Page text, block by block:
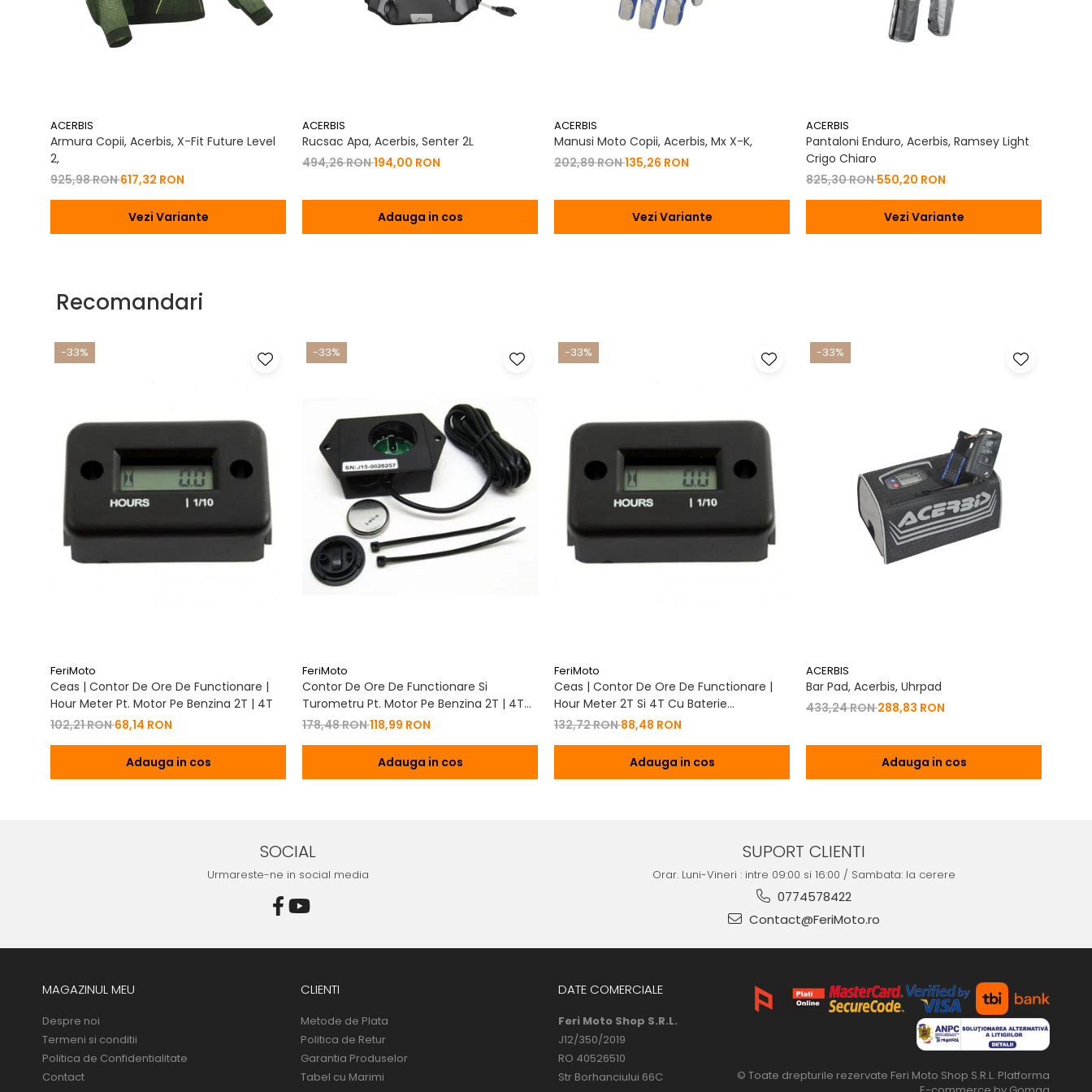
ACERBIS
Armura Copii, Acerbis, X-Fit Future Level
2,
925,98 RON617,32 RON
Vezi Variante
ACERBIS
Rucsac Apa, Acerbis, Senter 2L
494,26 RON194,00 RON
Adauga in cos
ACERBIS
Manusi Moto Copii, Acerbis, Mx X-K,
202,89 RON135,26 RON
Vezi Variante
ACERBIS
Pantaloni Enduro, Acerbis, Ramsey Light
Crigo Chiaro
825,30 RON550,20 RON
Vezi Variante
Recomandari
-33%
FeriMoto
Ceas | Contor De Ore De Functionare |
Hour Meter Pt. Motor Pe Benzina 2T | 4T
102,21 RON68,14 RON
Adauga in cos
-33%
FeriMoto
Contor De Ore De Functionare Si
Turometru Pt. Motor Pe Benzina 2T | 4T
Cu Capac De Baterie
178,48 RON118,99 RON
Adauga in cos
-33%
FeriMoto
Ceas | Contor De Ore De Functionare |
Hour Meter 2T Si 4T Cu Baterie
Schimbabila Pt. Motor Pe Benzina 2T | 4T
132,72 RON88,48 RON
Adauga in cos
-33%
ACERBIS
Bar Pad, Acerbis, Uhrpad
433,24 RON288,83 RON
Adauga in cos
SOCIAL
Urmareste-ne in social media
SUPORT CLIENTI
Orar. Luni-Vineri : intre 09:00 si 16:00 / Sambata: la cerere
0774578422
Contact@FeriMoto.ro
MAGAZINUL MEU
Despre noi
Termeni si conditii
Politica de Confidentialitate
Contact
CLIENTI
Metode de Plata
Politica de Retur
Garantia Produselor
Tabel cu Marimi
DATE COMERCIALE
Feri Moto Shop S.R.L.
J12/350/2019
RO 40526510
Str Borhanciului 66C
© Toate drepturile rezervate Feri Moto Shop S.R.L. Platforma